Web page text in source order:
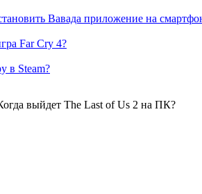
Вавада приложение на
Far Cry 4?
в Steam?
выйдет The Last of Us 2 на ПК?